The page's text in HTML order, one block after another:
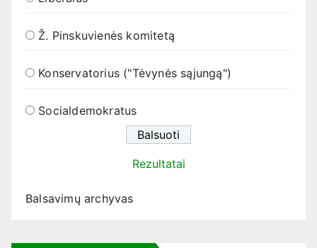
Ž. Pinskuvienės komitetą
Konservatorius ("Tėvynės sąjungą")
Socialdemokratus
Rezultatai
Balsavimų archyvas